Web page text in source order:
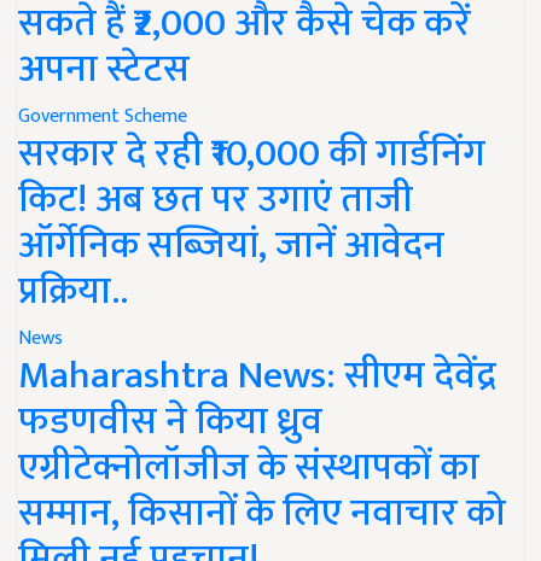
सकते हैं ₹2,000 और कैसे चेक करें
अपना स्टेटस
Government Scheme
सरकार दे रही ₹10,000 की गार्डनिंग
किट! अब छत पर उगाएं ताजी
ऑर्गेनिक सब्जियां, जानें आवेदन
प्रक्रिया..
News
Maharashtra News: सीएम देवेंद्र
फडणवीस ने किया ध्रुव
एग्रीटेक्नोलॉजीज के संस्थापकों का
सम्मान, किसानों के लिए नवाचार को